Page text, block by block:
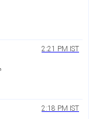
2:21 PM IST
2:18 PM IST